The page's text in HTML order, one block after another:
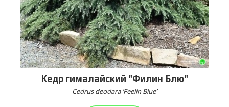
Кедр гималайский "Филин Блю"
Cedrus deodara ’Feelin Blue’